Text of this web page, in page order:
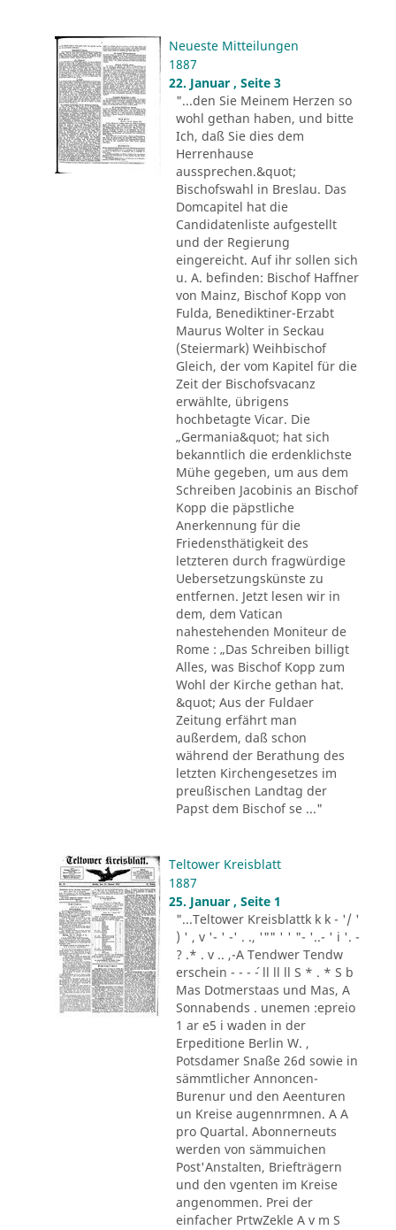
Neueste Mitteilungen
1887
22. Januar , Seite 3
"...den Sie Meinem Herzen so
wohl gethan haben, und bitte
Ich, daß Sie dies dem
Herrenhause
aussprechen.&quot;
Bischofswahl in Breslau. Das
Domcapitel hat die
Candidatenliste aufgestellt
und der Regierung
eingereicht. Auf ihr sollen sich
u. A. befinden: Bischof Haffner
von Mainz, Bischof Kopp von
Fulda, Benediktiner-Erzabt
Maurus Wolter in Seckau
(Steiermark) Weihbischof
Gleich, der vom Kapitel für die
Zeit der Bischofsvacanz
erwählte, übrigens
hochbetagte Vicar. Die
„Germania&quot; hat sich
bekanntlich die erdenklichste
Mühe gegeben, um aus dem
Schreiben Jacobinis an Bischof
Kopp die päpstliche
Anerkennung für die
Friedensthätigkeit des
letzteren durch fragwürdige
Uebersetzungskünste zu
entfernen. Jetzt lesen wir in
dem, dem Vatican
nahestehenden Moniteur de
Rome : „Das Schreiben billigt
Alles, was Bischof Kopp zum
Wohl der Kirche gethan hat.
&quot; Aus der Fuldaer
Zeitung erfährt man
außerdem, daß schon
während der Berathung des
letzten Kirchengesetzes im
preußischen Landtag der
Papst dem Bischof se ..."
Teltower Kreisblatt
1887
25. Januar , Seite 1
"...Teltower Kreisblattk k k - '/ '
) ' , v '- ' -' . ., '"" ' ' "- '..- ' i '. -
? .* . v .. ,-A Tendwer Tendw
erschein - - - ´- ll ll ll S * . * S b
Mas Dotmerstaas und Mas, A
Sonnabends . unemen :epreio
1 ar e5 i waden in der
Erpeditione Berlin W. ,
Potsdamer Snaße 26d sowie in
sämmtlicher Annoncen-
Burenur und den Aeenturen
un Kreise augennrmnen. A A
pro Quartal. Abonnerneuts
werden von sämmuichen
Post'Anstalten, Briefträgern
und den vgenten im Kreise
angenommen. Prei der
einfacher PrtwZekle A v m S